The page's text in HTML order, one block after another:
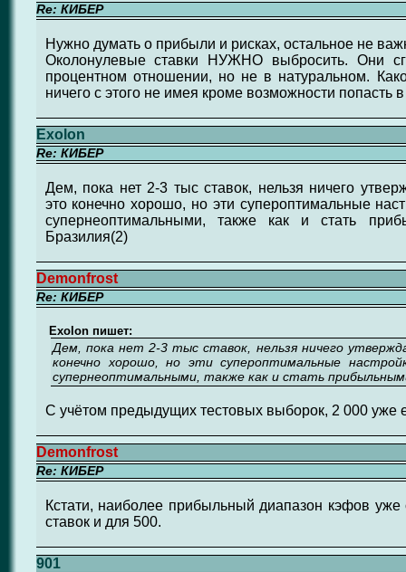
Re: КИБЕР
Нужно думать о прибыли и рисках, остальное не
Околонулевые ставки НУЖНО выбросить. Они
процентном отношении, но не в натуральном.
ничего с этого не имея кроме возможности попасть в
Exolon
Re: КИБЕР
Дем, пока нет 2-3 тыс ставок, нельзя ничего
это конечно хорошо, но эти супероптимальные
супернеоптимальными, также как и стать
Бразилия(2)
Demonfrost
Re: КИБЕР
Exolon пишет:
Дем, пока нет 2-3 тыс ставок, нельзя ничего
конечно хорошо, но эти супероптимальные
супернеоптимальными, также как и стать
С учётом предыдущих тестовых выборок, 2 000 уже
Demonfrost
Re: КИБЕР
Кстати, наиболее прибыльный диапазон кэфов
ставок и для 500.
901